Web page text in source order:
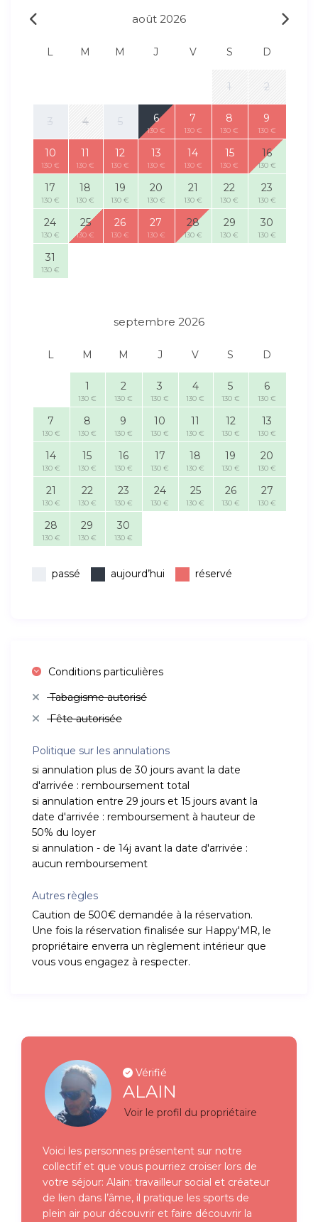
août 2026
L M M J V S D
1 2
3 4 5 6
130 €
7
130 €
8
130 €
9
130 €
10
130 €
11
130 €
12
130 €
13
130 €
14
130 €
15
130 €
16
130 €
17
130 €
18
130 €
19
130 €
20
130 €
21
130 €
22
130 €
23
130 €
24
130 €
25
130 €
26
130 €
27
130 €
28
130 €
29
130 €
30
130 €
31
130 €
septembre 2026
L M M J V S D
1
130 €
2
130 €
3
130 €
4
130 €
5
130 €
6
130 €
7
130 €
8
130 €
9
130 €
10
130 €
11
130 €
12
130 €
13
130 €
14
130 €
15
130 €
16
130 €
17
130 €
18
130 €
19
130 €
20
130 €
21
130 €
22
130 €
23
130 €
24
130 €
25
130 €
26
130 €
27
130 €
28
130 €
29
130 €
30
130 €
passé aujourd’hui réservé
Conditions particulières
Tabagisme autorisé
Fête autorisée
Politique sur les annulations
si annulation plus de 30 jours avant la date
d'arrivée : remboursement total
si annulation entre 29 jours et 15 jours avant la
date d'arrivée : remboursement à hauteur de
50% du loyer
si annulation - de 14j avant la date d'arrivée :
aucun remboursement
Autres règles
Caution de 500€ demandée à la réservation.
Une fois la réservation finalisée sur Happy'MR, le
propriétaire enverra un règlement intérieur que
vous vous engagez à respecter.
Vérifié
ALAIN
Voir le profil du propriétaire
Voici les personnes présentent sur notre
collectif et que vous pourriez croiser lors de
votre séjour: Alain: travailleur social et créateur
de lien dans l’âme, il pratique les sports de
plein air pour découvrir et faire découvrir la